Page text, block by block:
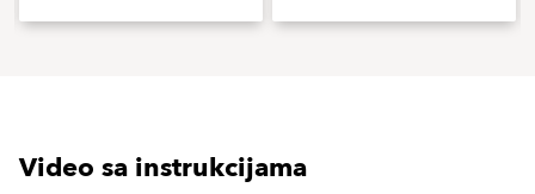
Video sa instrukcijama